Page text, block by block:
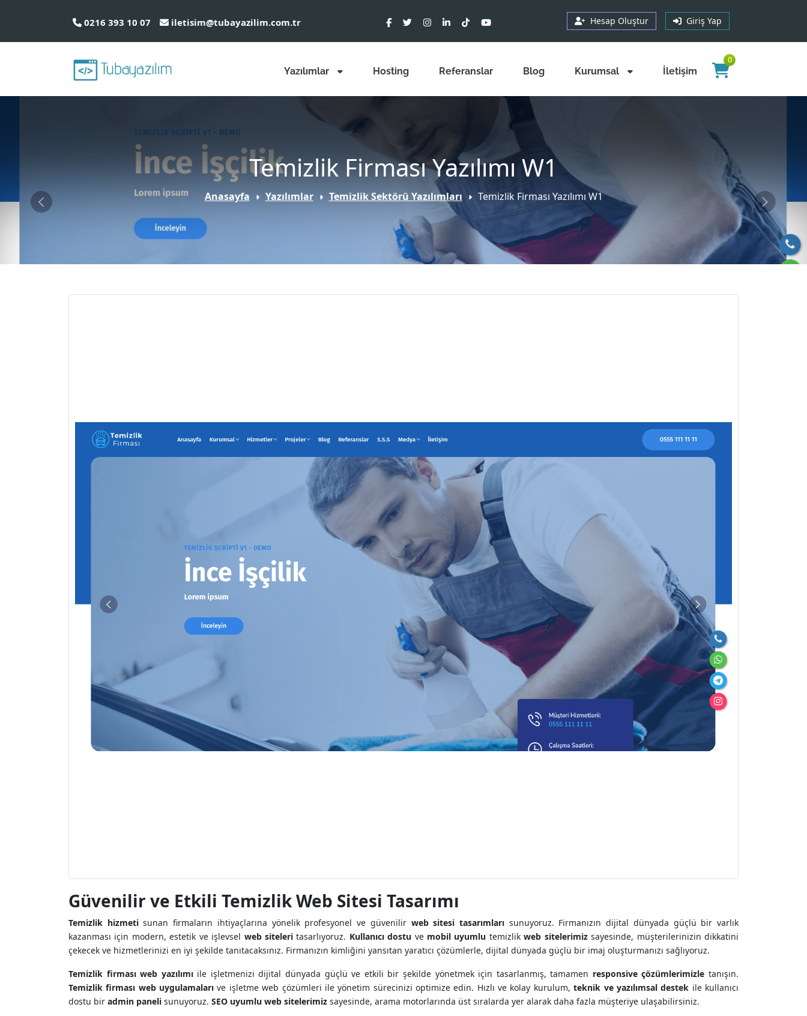
0216 393 10 07 iletisim@tubayazilim.com.tr Hesap Oluştur Giriş Yap
Yazılımlar Hosting Referanslar Blog Kurumsal İletişim
0
Temizlik Firması Yazılımı W1
Anasayfa Yazılımlar Temizlik Sektörü Yazılımları Temizlik Firması Yazılımı W1
Güvenilir ve Etkili Temizlik Web Sitesi Tasarımı
Temizlik hizmetisunan firmaların ihtiyaçlarına yönelik profesyonel ve güvenilir web sitesi tasarımlarısunuyoruz. Firmanızın dijital dünyada güçlü bir varlık
kazanması için modern, estetik ve işlevsel web siteleritasarlıyoruz. Kullanıcı dostu ve mobil uyumlu temizlikweb sitelerimizsayesinde, müşterilerinizin dikkatini
çekecek ve hizmetlerinizi en iyi şekilde tanıtacaksınız. Firmanızın kimliğini yansıtan yaratıcı çözümlerle, dijital dünyada güçlü bir imaj oluşturmanızı sağlıyoruz.
Temizlik firması web yazılımıile işletmenizi dijital dünyada güçlü ve etkili bir şekilde yönetmek için tasarlanmış, tamamen responsive çözümlerimizle tanışın.
Temizlik firması web uygulamaları ve işletme web çözümleri ile yönetim sürecinizi optimize edin. Hızlı ve kolay kurulum,teknik ve yazılımsal destek ile kullanıcı
dostu bir admin paneli sunuyoruz. SEO uyumlu web sitelerimiz sayesinde, arama motorlarında üst sıralarda yer alarak daha fazla müşteriye ulaşabilirsiniz.